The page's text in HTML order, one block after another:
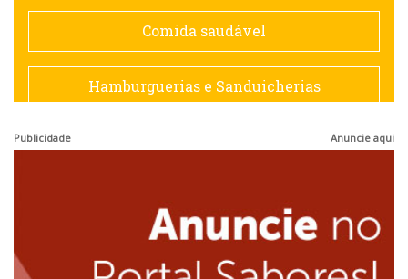
Espanhola
Francesa
Japonesa e Oriental
Comida saudável
Hamburguerias e Sanduicherias
Publicidade Anuncie aqui